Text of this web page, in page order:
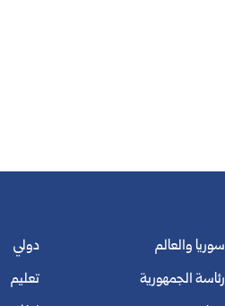
سوريا والعالم
رئاسة الجمهورية
دولي
تعليم